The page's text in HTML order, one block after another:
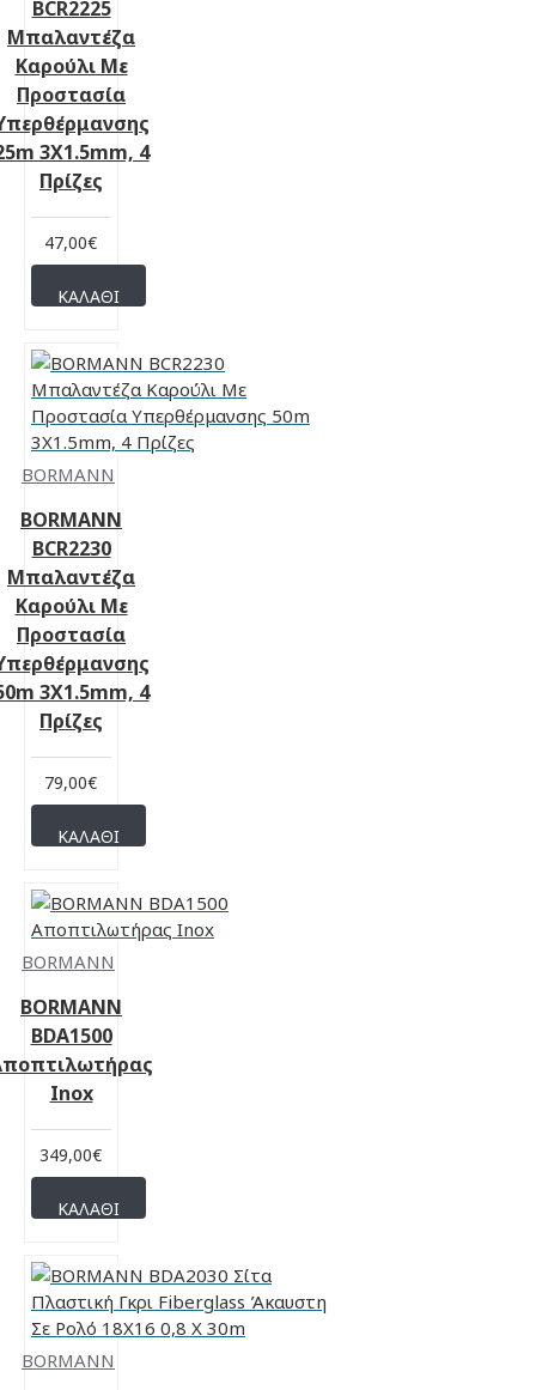
BCR2225
Μπαλαντέζα
Καρούλι Με
Προστασία
3X1.5mm, 4
Πρίζες
47,00€
ΚΑΛΆΘΙ
BORMANN
BORMANN
BCR2230
Μπαλαντέζα
Καρούλι Με
Προστασία
3X1.5mm, 4
Πρίζες
79,00€
ΚΑΛΆΘΙ
BORMANN
BORMANN
BDA1500
Inox
349,00€
ΚΑΛΆΘΙ
BORMANN